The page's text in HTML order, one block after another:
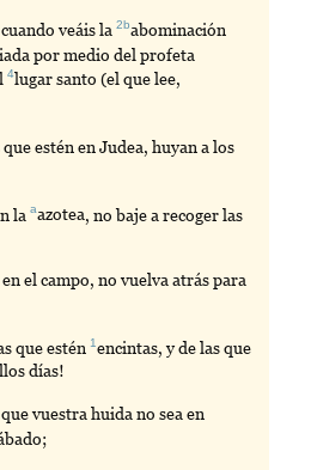
veáis la2babominación
por medio del profeta
4lugarsanto (el que lee,
que estén en Judea, huyan a los
laaazotea, no baje a recoger las
el campo, no vuelva atrás para
que estén1encintas, y de las que
días!
vuestra huida no sea en
;